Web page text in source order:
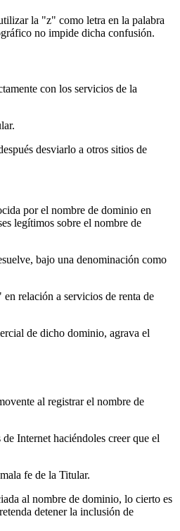
la "z" como letra en la palabra
no impide dicha confusión.
con los servicios de la
desviarlo a otros sitios de
por el nombre de dominio en
legítimos sobre el nombre de
bajo una denominación como
relación a servicios de renta de
de dicho dominio, agrava el
al registrar el nombre de
Internet haciéndoles creer que el
fe de la Titular.
al nombre de dominio, lo cierto es
detener la inclusión de